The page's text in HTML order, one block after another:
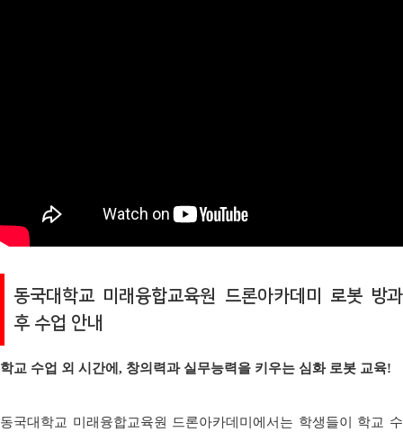
동국대학교 미래융합교육원 드론아카데미 로봇 방과
후 수업 안내
학교 수업 외 시간에, 창의력과 실무능력을 키우는 심화 로봇 교육!
동국대학교 미래융합교육원 드론아카데미에서는 학생들이 학교 수